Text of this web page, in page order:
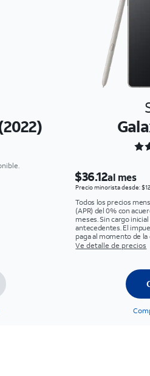
$36.12al mes
Precio minorista desde:
Todos los precios
(APR) del 0% con
meses. Sin cargo
antecedentes. El
paga al momento de
Ve detalle de precios